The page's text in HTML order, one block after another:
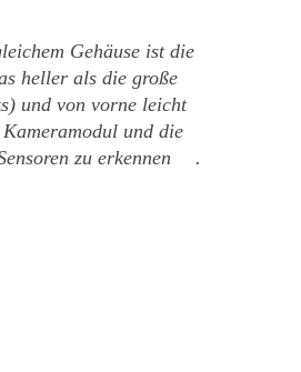
Gehäuse ist die
heller als die große
und von vorne leicht
und die
zu erkennen
.